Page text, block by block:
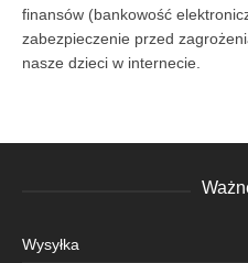
finansów (bankowość
zabezpieczenie przed
nasze dzieci w internecie.
Wysyłka